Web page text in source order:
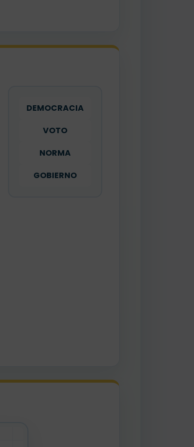
DEMOCRACIA
VOTO
NORMA
GOBIERNO